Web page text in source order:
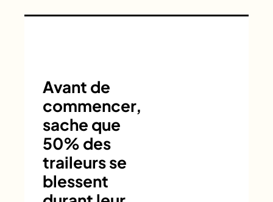
Avant de
commencer,
sache que
50% des
traileurs se
blessent